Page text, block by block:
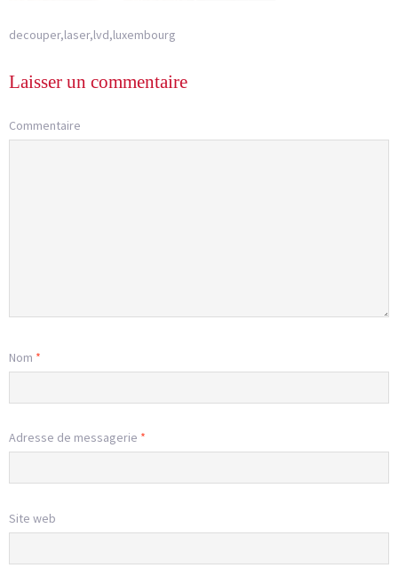
decouper,laser,lvd,luxembourg
Laisser un commentaire
Commentaire
Nom *
Adresse de messagerie *
Site web